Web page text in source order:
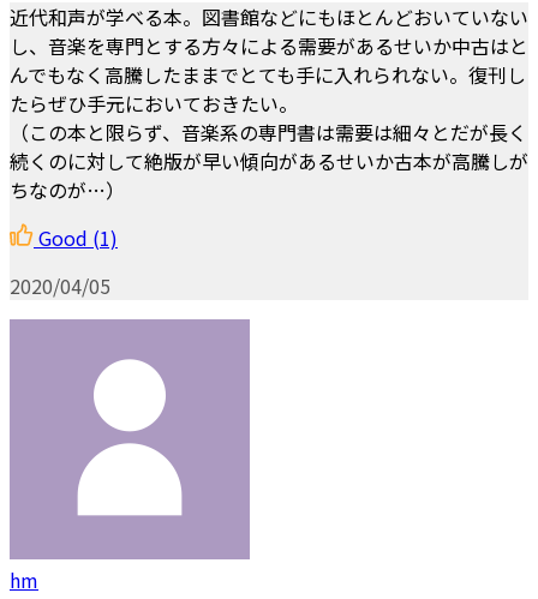
近代和声が学べる本。図書館などにもほとんどおいていない
し、音楽を専門とする方々による需要があるせいか中古はと
んでもなく高騰したままでとても手に入れられない。復刊し
たらぜひ手元においておきたい。
（この本と限らず、音楽系の専門書は需要は細々とだが長く
続くのに対して絶版が早い傾向があるせいか古本が高騰しが
ちなのが…）
Good (1)
2020/04/05
hm